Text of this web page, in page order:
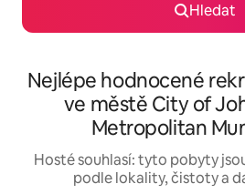
Hledat
Nejlépe hodnocené
ve městě City of
Metropolitan
Hosté souhlasí: tyto pobyty
podle lokality, čistoty a